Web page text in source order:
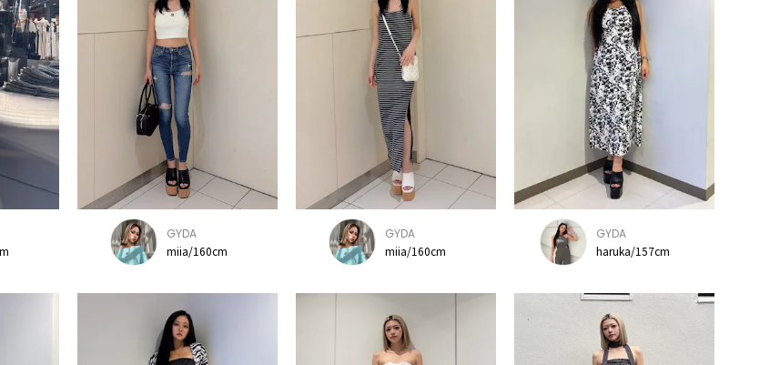
GYDA
miia/160cm
GYDA
miia/160cm
GYDA
haruka/157cm